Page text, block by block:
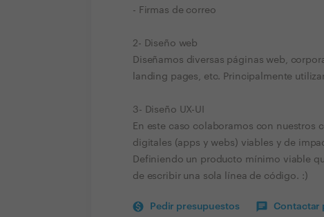
- Firmas de correo
2- Diseño web
Diseñamos diversas páginas web,
landing pages, etc. Principalmente
3- Diseño UX-UI
En este caso colaboramos con nuestros
digitales (apps y webs) viables y de
Definiendo un producto mínimo viable
de escribir una sola línea de código. :)
Pedir presupuestos Contactar